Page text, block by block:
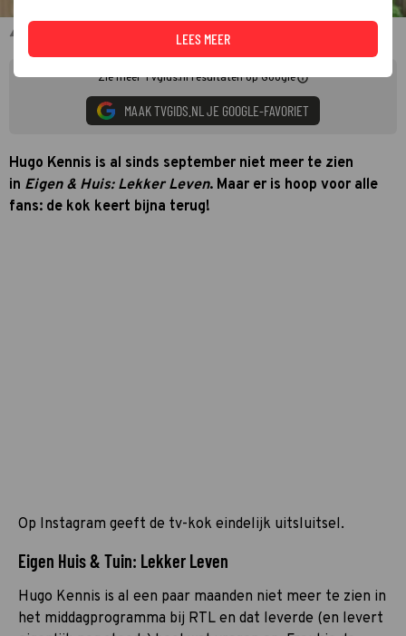
Hugo Kennis bij Eigen Huis & Tuin: Lekker Leven
Zie meer TVgids.nl resultaten op Google
MAAK TVGIDS.NL JE GOOGLE-FAVORIET
Hugo Kennis is al sinds september niet meer te zien
in Eigen & Huis: Lekker Leven. Maar er is hoop voor alle
fans: de kok keert bijna terug!
Op Instagram geeft de tv-kok eindelijk uitsluitsel.
Eigen Huis & Tuin: Lekker Leven
Hugo Kennis is al een paar maanden niet meer te zien in
het middagprogramma bij RTL en dat leverde (en levert
LEES MEER